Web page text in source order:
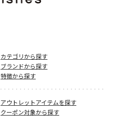
カテゴリから探す
ブランドから探す
特徴から探す
アウトレットアイテムを探す
クーポン対象から探す